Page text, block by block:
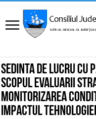
Sedinta de lucru
scopul evaluarii
monitorizarea
impactul